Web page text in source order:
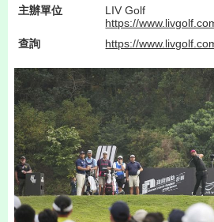
主辦單位
LIV Golf
https://
查詢
https://